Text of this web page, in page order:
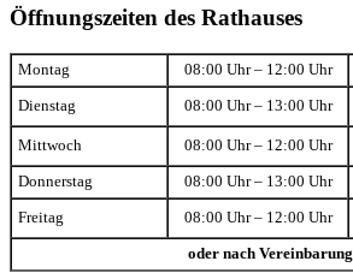
Öffnungszeiten des Rathauses
Montag 08:00 Uhr – 12:00 Uhr
Dienstag 08:00 Uhr – 13:00 Uhr
Mittwoch 08:00 Uhr – 12:00 Uhr
Donnerstag 08:00 Uhr – 13:00 Uhr
Freitag 08:00 Uhr – 12:00 Uhr
oder nach Vereinbarung